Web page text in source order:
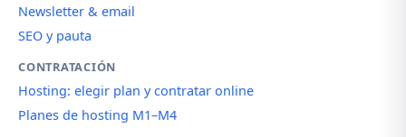
Newsletter & email
SEO y pauta
CONTRATACIÓN
Hosting: elegir plan y contratar online
Planes de hosting M1–M4